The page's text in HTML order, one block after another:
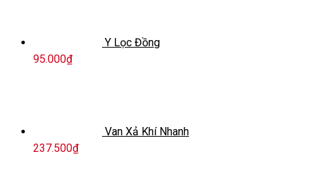
Y Lọc Đồng
95.000₫
Van Xả Khí Nhanh
237.500₫